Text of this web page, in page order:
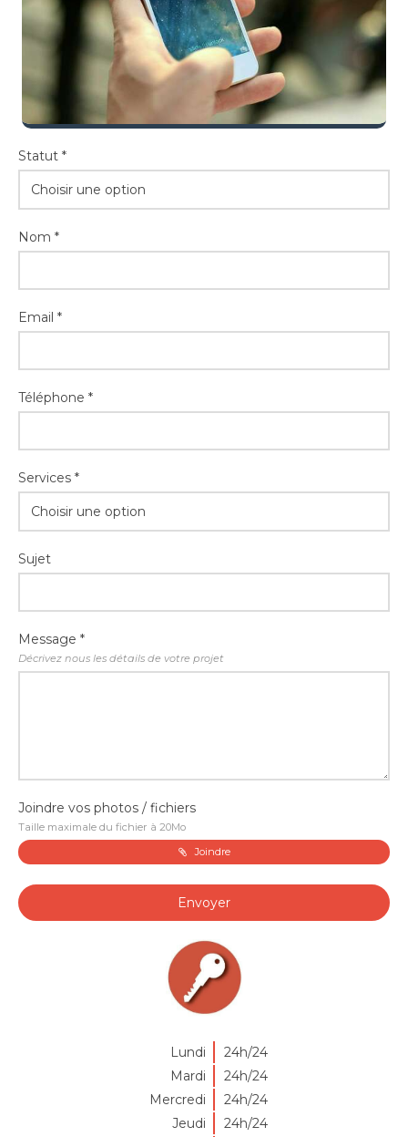
Statut *
Choisir une option
Nom *
Email *
Téléphone *
Services *
Choisir une option
Sujet
Message *
Décrivez nous les détails de votre projet
Joindre vos photos / fichiers
Taille maximale du fichier à 20Mo
Joindre
Envoyer
Lundi
24h/24
Mardi
24h/24
Mercredi
24h/24
Jeudi
24h/24